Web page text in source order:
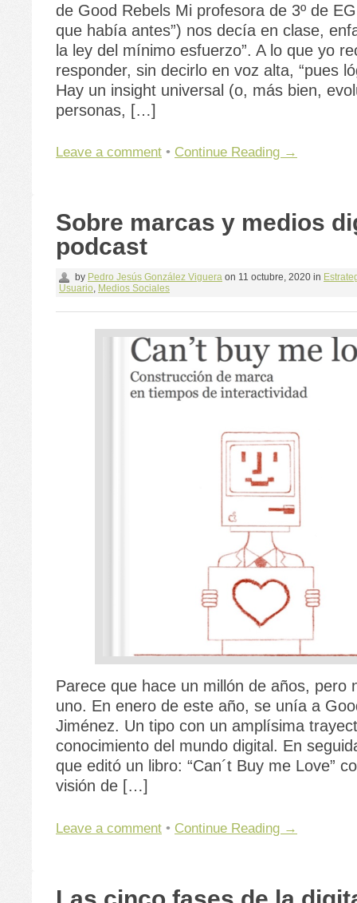
de Good Rebels Mi profesora de 3º de
que había antes”) nos decía en clase,
la ley del mínimo esfuerzo”. A lo que yo
responder, sin decirlo en voz alta, “pues
Hay un insight universal (o, más bien,
personas, […]
Leave a comment • Continue Reading →
Sobre marcas y medios
podcast
by Pedro Jesús González Viguera on 11 octubre, 2020 in
Usuario, Medios Sociales
Parece que hace un millón de años, pero
uno. En enero de este año, se unía a
Jiménez. Un tipo con un amplísima
conocimiento del mundo digital. En
que editó un libro: “Can´t Buy me Love”
visión de […]
Leave a comment • Continue Reading →